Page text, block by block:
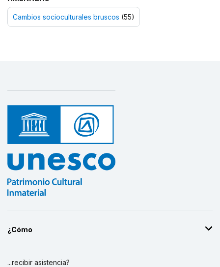
Cambios socioculturales bruscos (55)
¿Cómo
...recibir asistencia?